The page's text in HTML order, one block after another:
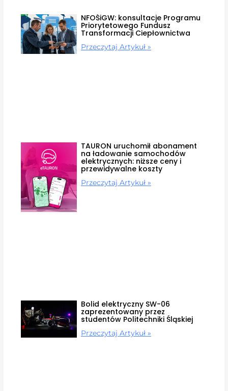
NFOŚiGW: konsultacje Programu
Priorytetowego Fundusz
Transformacji Ciepłownictwa
Przeczytaj Artykuł »
TAURON uruchomił abonament
na ładowanie samochodów
elektrycznych: niższe ceny i
przewidywalne koszty
Przeczytaj Artykuł »
Bolid elektryczny SW-06
zaprezentowany przez
studentów Politechniki Śląskiej
Przeczytaj Artykuł »